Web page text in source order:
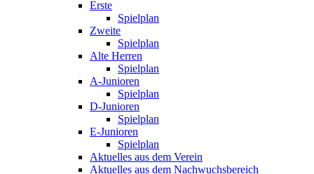
Erste
Spielplan
Zweite
Spielplan
Alte Herren
Spielplan
A-Junioren
Spielplan
D-Junioren
Spielplan
E-Junioren
Spielplan
Aktuelles aus dem Verein
Aktuelles aus dem Nachwuchsbereich